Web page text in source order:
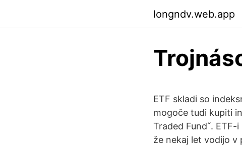
longndv.web.app
ETF skladi so
mogoče tudi kupiti
Traded Fund˝.
že nekaj let vodijo v